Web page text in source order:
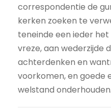
correspondentie de
kerken zoeken te
teneinde een ieder het
vreze, aan wederzijde
achterdenken en
voorkomen, en
welstand onderhouden.